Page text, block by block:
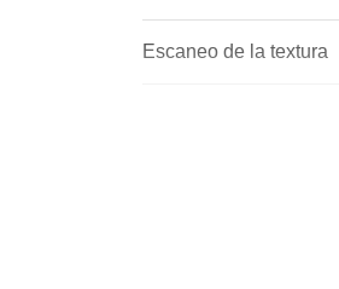
Escaneo de la textura